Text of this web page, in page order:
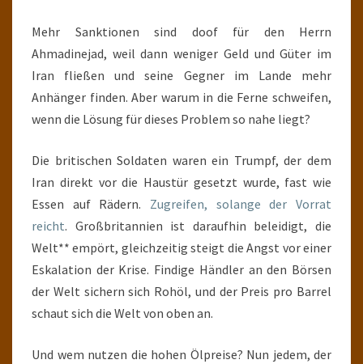
Mehr Sanktionen sind doof für den Herrn
Ahmadinejad, weil dann weniger Geld und Güter im
Iran fließen und seine Gegner im Lande mehr
Anhänger finden. Aber warum in die Ferne schweifen,
wenn die Lösung für dieses Problem so nahe liegt?
Die britischen Soldaten waren ein Trumpf, der dem
Iran direkt vor die Haustür gesetzt wurde, fast wie
Essen auf Rädern. Zugreifen, solange der Vorrat
reicht. Großbritannien ist daraufhin beleidigt, die
Welt** empört, gleichzeitig steigt die Angst vor einer
Eskalation der Krise. Findige Händler an den Börsen
der Welt sichern sich Rohöl, und der Preis pro Barrel
schaut sich die Welt von oben an.
Und wem nutzen die hohen Ölpreise? Nun jedem, der